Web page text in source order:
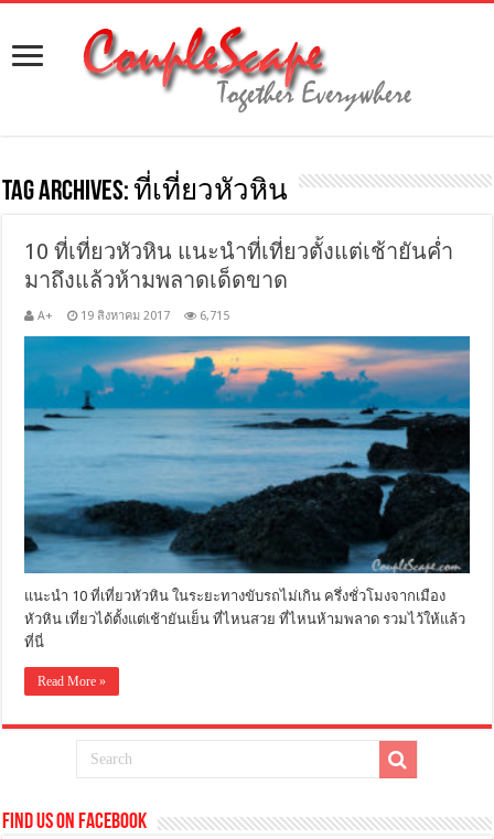
Tag Archives:ที่เที่ยวหัวหิน
10 ที่เที่ยวหัวหิน แนะนำที่เที่ยวตั้งแต่เช้ายันค่ำ
มาถึงแล้วห้ามพลาดเด็ดขาด
A+ 19 สิงหาคม 2017 6,715
แนะนำ 10 ที่เที่ยวหัวหิน ในระยะทางขับรถไม่เกิน ครึ่งชั่วโมงจากเมือง
หัวหิน เที่ยวได้ตั้งแต่เช้ายันเย็น ที่ไหนสวย ที่ไหนห้ามพลาด รวมไว้ให้แล้ว
ที่นี่
Read More »
Find us on Facebook